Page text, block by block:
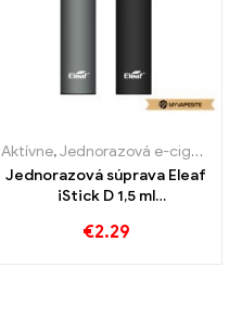
Aktívne,Jednorazová e-cigareta s nikotínom
Jednorazová súprava Eleaf
iStick D 1,5 ml
veľkoobchodná
€2.29